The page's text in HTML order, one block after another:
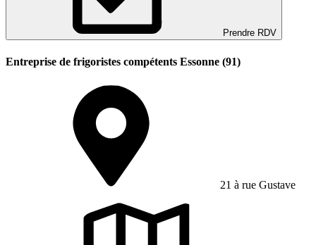
Prendre RDV
Entreprise de frigoristes compétents Essonne (91)
21 à rue Gustave